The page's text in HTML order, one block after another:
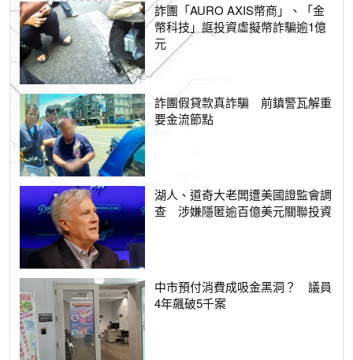
詐團「AURO AXIS幣商」、「金
幣科技」誆投資虛擬幣詐騙逾1億
元
詐團假貸款真詐騙 前鎮警瓦解重
要金流節點
湖人、道奇大老闆遭美國證監會調
查 涉嫌隱匿逾百億美元關聯投資
中市預付消費成吸金黑洞？ 議員
4年飆破5千案